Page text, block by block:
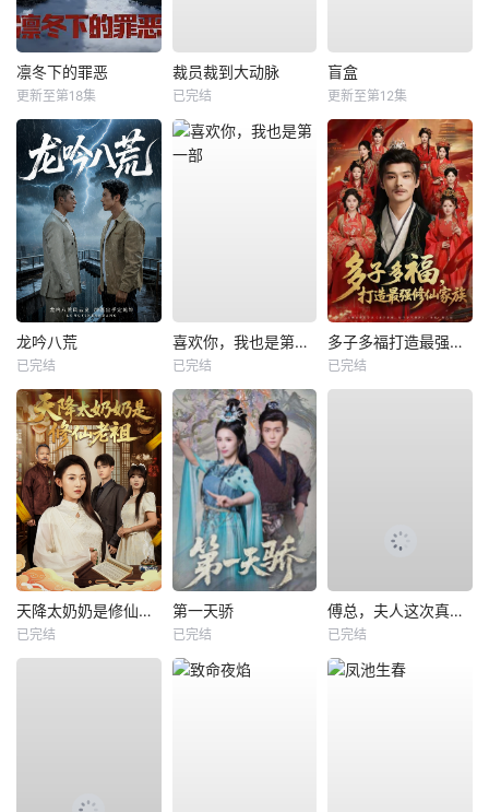
凛冬下的罪恶
更新至第18集
裁员裁到大动脉
已完结
盲盒
更新至第12集
龙吟八荒
已完结
喜欢你，我也是第一部
已完结
多子多福打造最强修仙家族
已完结
天降太奶奶是修仙老祖
已完结
第一天骄
已完结
傅总，夫人这次真的死了
已完结